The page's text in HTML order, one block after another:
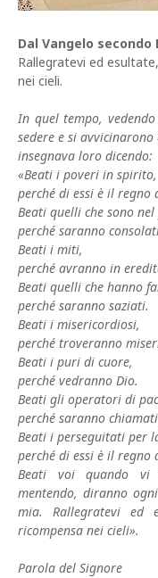
Dal Vangelo
Rallegratevi ed
nei cieli.
In quel tempo,
sedere e si
insegnava loro dicendo:
«Beati i poveri in spirito,
perché di essi è il regno
Beati quelli che sono
perché saranno
Beati i miti,
perché avranno in
Beati quelli che hanno
perché saranno saziati.
Beati i misericordiosi,
perché troveranno
Beati i puri di cuore,
perché vedranno Dio.
Beati gli operatori di
perché saranno
Beati i perseguitati per
perché di essi è il regno
Beati voi quando vi
mentendo, diranno
mia. Rallegratevi ed
ricompensa nei cieli».
Parola del Signore